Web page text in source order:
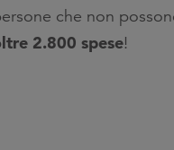
che non
2.800 spese!